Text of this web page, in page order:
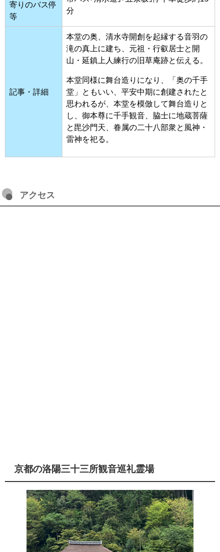
寄りのバス停
等
分
記事・詳細
本堂の奥、清水寺開創を起縁する音羽の
滝の真上に建ち、元祖・行叡居士と開
山・延鎮上人練行の旧草庵跡と伝える。
本堂同様に舞台造りになり、「奥の千手
堂」ともいい、平安中期に創建されたと
思われるが、本堂を模倣して舞台造りと
し、御本尊に千手観音、脇士に地蔵菩薩
と毘沙門天、眷属の二十八部衆と風神・
雷神を祀る。
アクセス
京都の洛陽三十三所観音巡礼霊場